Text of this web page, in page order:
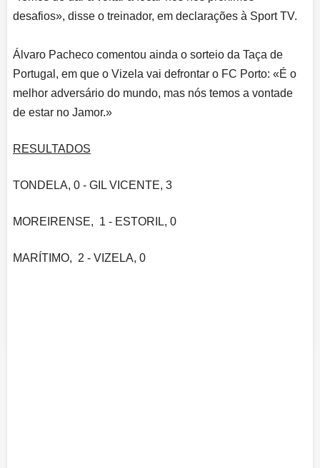
desafios», disse o treinador, em declarações à Sport TV.
Álvaro Pacheco comentou ainda o sorteio da Taça de
Portugal, em que o Vizela vai defrontar o FC Porto: «É o
melhor adversário do mundo, mas nós temos a vontade
de estar no Jamor.»
RESULTADOS
TONDELA, 0 - GIL VICENTE, 3
MOREIRENSE, 1 - ESTORIL, 0
MARÍTIMO, 2 - VIZELA, 0